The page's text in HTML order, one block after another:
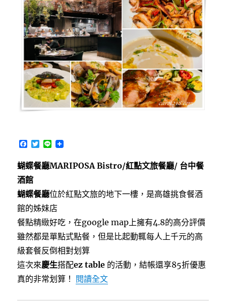
的
預
約
制
歐
法
私
廚〉
F
c
e
b
o
o
k
T
i
t
r
L
n
e
蝴蝶餐廳MARIPOSA Bistro/紅點文旅餐廳/ 台中餐
酒館
蝴蝶餐廳位於紅點文旅的地下一樓，是高雄挑食餐酒
館的姊妹店
餐點精緻好吃，在google map上擁有4.8的高分評價
雖然都是單點式點餐，但是比起動輒每人上千元的高
級套餐反倒相對划算
這次來慶生搭配ez table 的活動，結帳還享85折優惠
真的非常划算！ 閱讀全文〈[台中]蝴蝶餐廳MARIPOSA